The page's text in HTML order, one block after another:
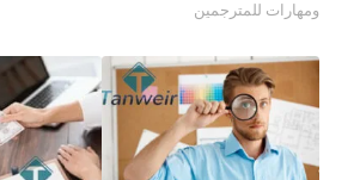
ومهارات للمترجمين